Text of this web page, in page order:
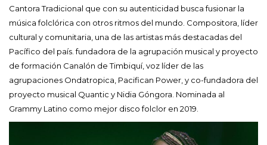
Cantora Tradicional que con su autenticidad busca fusionar la
música folclórica con otros ritmos del mundo. Compositora, líder
cultural y comunitaria, una de las artistas más destacadas del
Pacífico del país. fundadora de la agrupación musical y proyecto
de formación Canalón de Timbiquí, voz líder de las
agrupaciones Ondatropica, Pacifican Power, y co-fundadora del
proyecto musical Quantic y Nidia Góngora. Nominada al
Grammy Latino como mejor disco folclor en 2019.